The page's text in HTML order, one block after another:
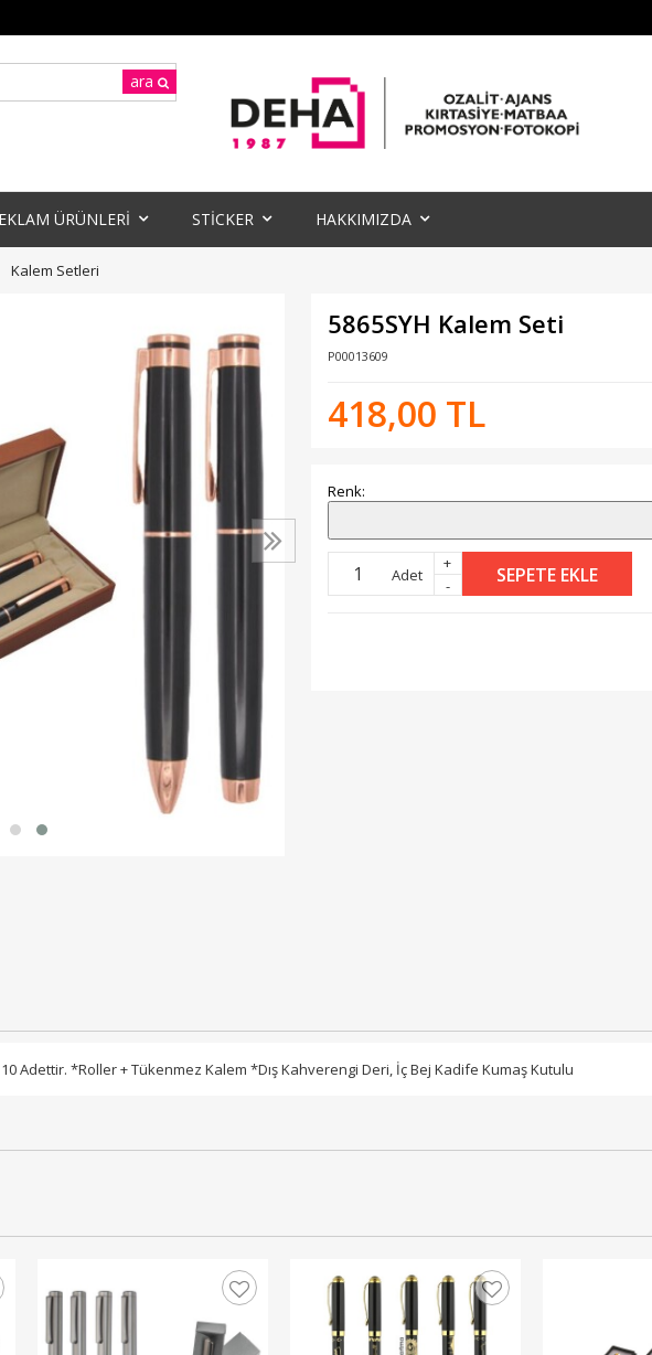
ara
ÜRÜNLERİ STİCKER HAKKIMIZDA
Kalem Setleri
5865SYH Kalem Seti
P00013609
418,00 TL
Renk:
Adet
+
-
SEPETE EKLE
Adettir. *Roller + Tükenmez Kalem *Dış Kahverengi Deri, İç Bej Kadife Kumaş Kutulu